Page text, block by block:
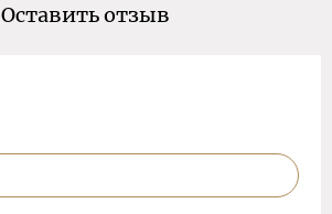
Оставить отзыв